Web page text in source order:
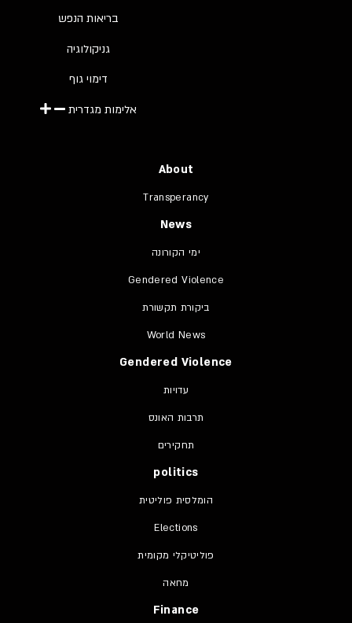
בריאות הנפש
גניקולוגיה
דימוי גוף
אלימות מגדרית
About
Transperancy
News
ימי הקורונה
Gendered Violence
ביקורת תקשורת
World News
Gendered Violence
עדויות
תרבות האונס
תחקירים
politics
הומלסית פוליטית
Elections
פוליטיקלי מקומית
מחאה
Finance